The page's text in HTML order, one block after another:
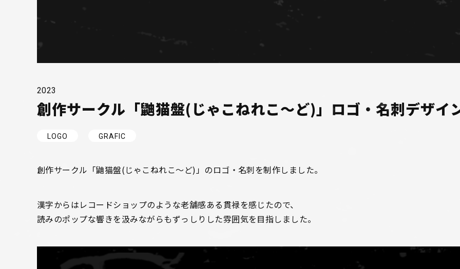
2023
創作サークル「鼬猫盤(じゃこねれこ～ど)」ロゴ・名刺デザイ
LOGO GRAFIC
創作サークル「鼬猫盤(じゃこねれこ～ど)」のロゴ・名刺を制作しました。
漢字からはレコードショップのような老舗感ある貫禄を感じたので、
読みのポップな響きを汲みながらもずっしりした雰囲気を目指しました。